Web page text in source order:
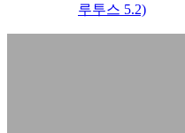
루투스 5.2)